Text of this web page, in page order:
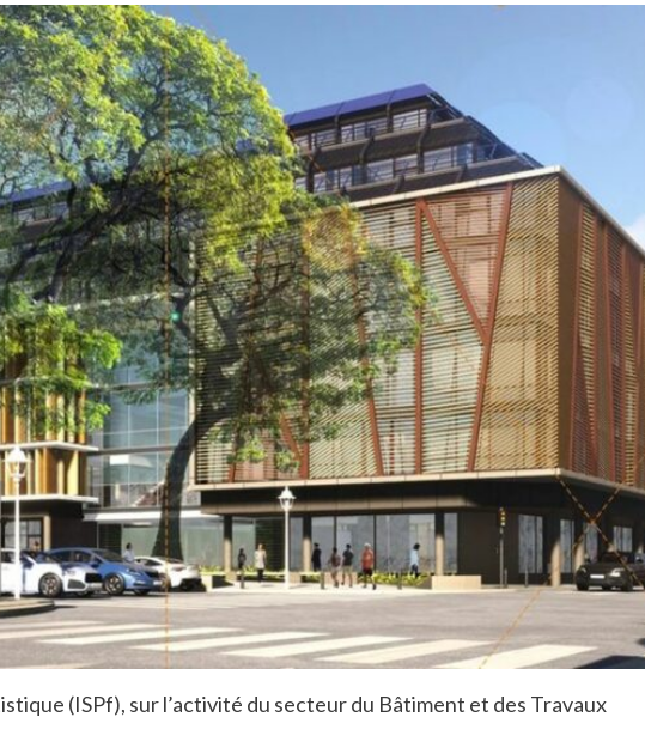
(ISPf), sur l’activité du secteur du Bâtiment et des Travaux